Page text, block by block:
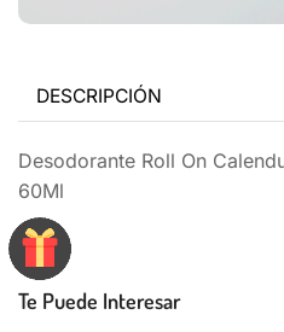
DESCRIPCIÓN
Desodorante Roll On
60Ml
Te Puede Interesar